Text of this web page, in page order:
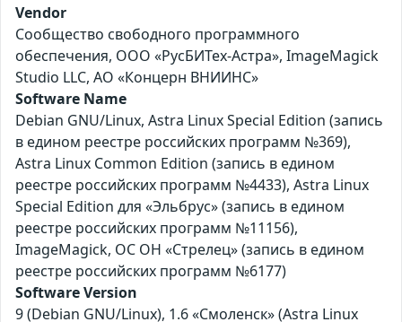
Vendor
Сообщество свободного программного
обеспечения, ООО «РусБИТех-Астра», ImageMagick
Studio LLC, АО «Концерн ВНИИНС»
Software Name
Debian GNU/Linux, Astra Linux Special Edition (запись
в едином реестре российских программ №369),
Astra Linux Common Edition (запись в едином
реестре российских программ №4433), Astra Linux
Special Edition для «Эльбрус» (запись в едином
реестре российских программ №11156),
ImageMagick, ОС ОН «Стрелец» (запись в едином
реестре российских программ №6177)
Software Version
9 (Debian GNU/Linux), 1.6 «Смоленск» (Astra Linux